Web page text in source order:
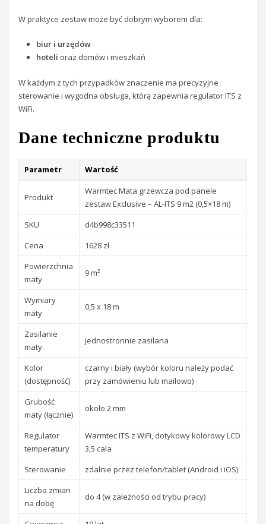
W praktyce zestaw może być dobrym wyborem dla:
biur i urzędów
hoteli oraz domów i mieszkań
W każdym z tych przypadków znaczenie ma precyzyjne
sterowanie i wygodna obsługa, którą zapewnia regulator ITS z
WiFi.
Dane techniczne produktu
Parametr Wartość
Produkt
Warmtec Mata grzewcza pod panele
zestaw Exclusive – AL-ITS 9 m2 (0,5×18 m)
SKU
d4b998c33511
Cena
1628 zł
Powierzchnia
maty
9 m²
Wymiary
maty
0,5 x 18 m
Zasilanie
maty
jednostronnie zasilana
Kolor
(dostępność)
czarny i biały (wybór koloru należy podać
przy zamówieniu lub mailowo)
Grubość
maty (łącznie)
około 2 mm
Regulator
temperatury
Warmtec ITS z WiFi, dotykowy kolorowy LCD
3,5 cala
Sterowanie
zdalnie przez telefon/tablet (Android i iOS)
Liczba zmian
na dobę
do 4 (w zależności od trybu pracy)